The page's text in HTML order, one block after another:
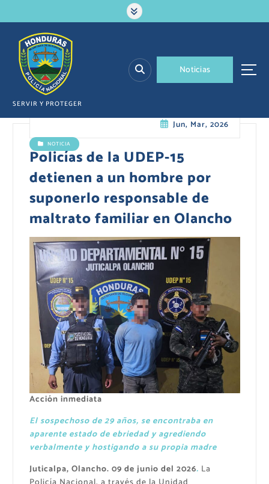
a
SERVIR Y PROTEGER
Noticias
Jun, Mar, 2026
NOTICIA
Policías de la UDEP-15
detienen a un hombre por
suponerlo responsable de
maltrato familiar en Olancho
Acción inmediata
El sospechoso de 29 años, se encontraba en
aparente estado de ebriedad y agrediendo
verbalmente y hostigando a su propia madre
Juticalpa, Olancho. 09 de junio del 2026. La